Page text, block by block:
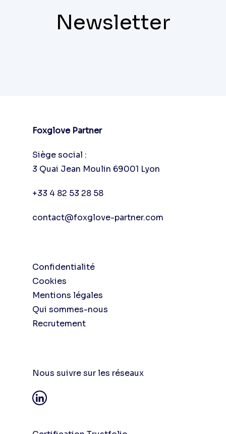
Newsletter
Foxglove Partner
Siège social :
3 Quai Jean Moulin 69001 Lyon
+33 4 82 53 28 58
contact@foxglove-partner.com
Confidentialité
Cookies
Mentions légales
Qui sommes-nous
Recrutement
Nous suivre sur les réseaux